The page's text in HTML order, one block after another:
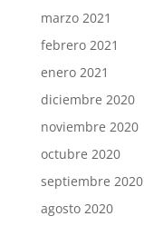
marzo 2021
febrero 2021
enero 2021
diciembre 2020
noviembre 2020
octubre 2020
septiembre 2020
agosto 2020